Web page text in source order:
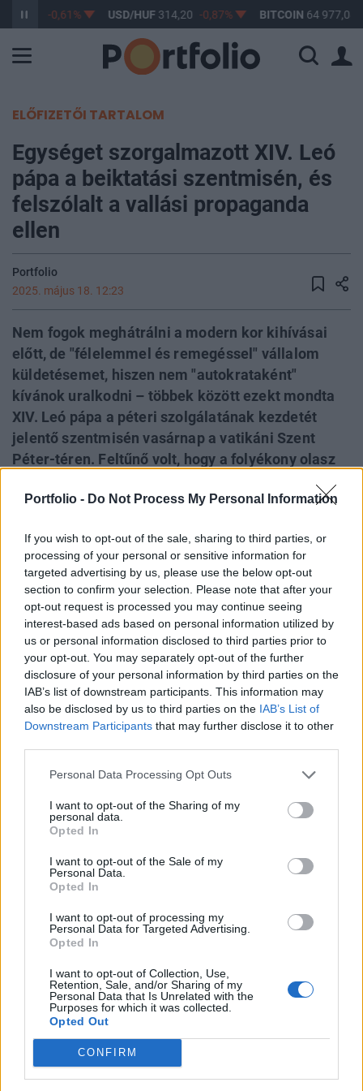
Portfolio - Do Not Process My Personal Information
If you wish to opt-out of the sale, sharing to third parties, or
processing of your personal or sensitive information for
targeted advertising by us, please use the below opt-out
section to confirm your selection. Please note that after your
opt-out request is processed you may continue seeing
interest-based ads based on personal information utilized by
us or personal information disclosed to third parties prior to
your opt-out. You may separately opt-out of the further
disclosure of your personal information by third parties on the
IAB’s list of downstream participants. This information may
also be disclosed by us to third parties on the IAB’s List of
Downstream Participants that may further disclose it to other
Personal Data Processing Opt Outs
I want to opt-out of the Sharing of my
personal data.
Opted In
I want to opt-out of the Sale of my
Personal Data.
Opted In
I want to opt-out of processing my
Personal Data for Targeted Advertising.
Opted In
I want to opt-out of Collection, Use,
Retention, Sale, and/or Sharing of my
Personal Data that Is Unrelated with the
Purposes for which it was collected.
Opted Out
CONFIRM
363,17 -0,61% USD/HUF314,20 -0,87% BITCOIN64 977,08
ELŐFIZETŐI TARTALOM
Egységet szorgalmazott XIV. Leó
pápa a beiktatási szentmisén, és
felszólalt a vallási propaganda
ellen
Portfolio
2025. május 18. 12:23
Nem fogok meghátrálni a modern kor kihívásai
előtt, de "félelemmel és remegéssel" vállalom
küldetésemet, hiszen nem "autokrataként"
kívánok uralkodni – többek között ezekt mondta
XIV. Leó pápa a péteri szolgálatának kezdetét
jelentő szentmisén vasárnap a vatikáni Szent
Péter-téren. Feltűnő volt, hogy a folyékony olasz
hétszer használta az "egység" vagy "egyesült",
oltár közelében helyet foglaló JD Vance amerikai
alelnöknek is címezve a vallási propaganda ellen
foglalt állást. Emellett óva intett az erőszakkal,
vagy hatalmi eszközökkel leigázás ellen; és azt
hangsúlyozta, hogy a péteri szolgálat két
dimenziója a "szeretet és az egység".
A Szent Péter téren tízezrek előtt tett első pápamobil-
körútja után XVI. Leót hivatalosan is beiktatták a Római
Katolikus Egyház 267. pápájaként és a Vatikán Város
misszionáriusként sok évet töltött Peruban és perui
állampolgársággal is rendelkezik, a tömegben...
KEDVES OLVASÓNK!
A keresett cikk a portfolio.hu hírarchívumához
regisztrációhoz kötött.
Az előfizetés a következőket tartalmazza:
Portfolio.hu teljes cikkarchívum
Kötéslisták: BÉT elmúlt 2 év napon belüli
kötéslistái